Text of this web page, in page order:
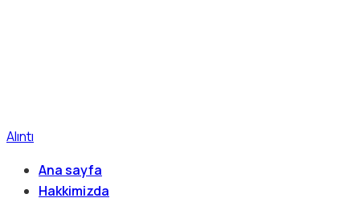
Alıntı
Ana sayfa
Hakkimizda